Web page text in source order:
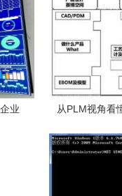
业
从PLM视角看